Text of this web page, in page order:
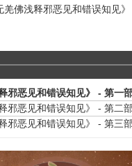
羌佛浅释邪恶见和错误知见
邪恶见和错误知见》 - 第一
邪恶见和错误知见》 - 第二
邪恶见和错误知见》 - 第三